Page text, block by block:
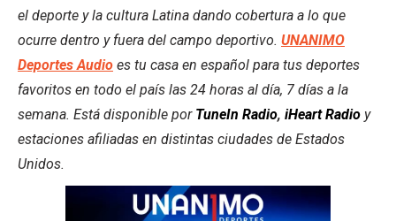
el deporte y la cultura Latina dando cobertura a lo que
ocurre dentro y fuera del campo deportivo. UNANIMO
Deportes Audio es tu casa en español para tus deportes
favoritos en todo el país las 24 horas al día, 7 días a la
semana. Está disponible por TuneIn Radio, iHeart Radio y
estaciones afiliadas en distintas ciudades de Estados
Unidos.